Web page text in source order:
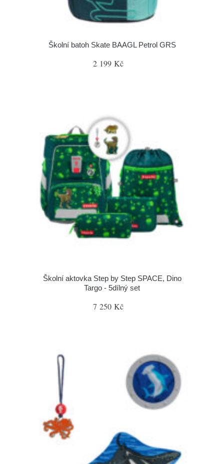
Školní batoh Skate BAAGL Petrol GRS
2 199 Kč
Školní aktovka Step by Step SPACE, Dino
Targo - 5dílný set
7 250 Kč